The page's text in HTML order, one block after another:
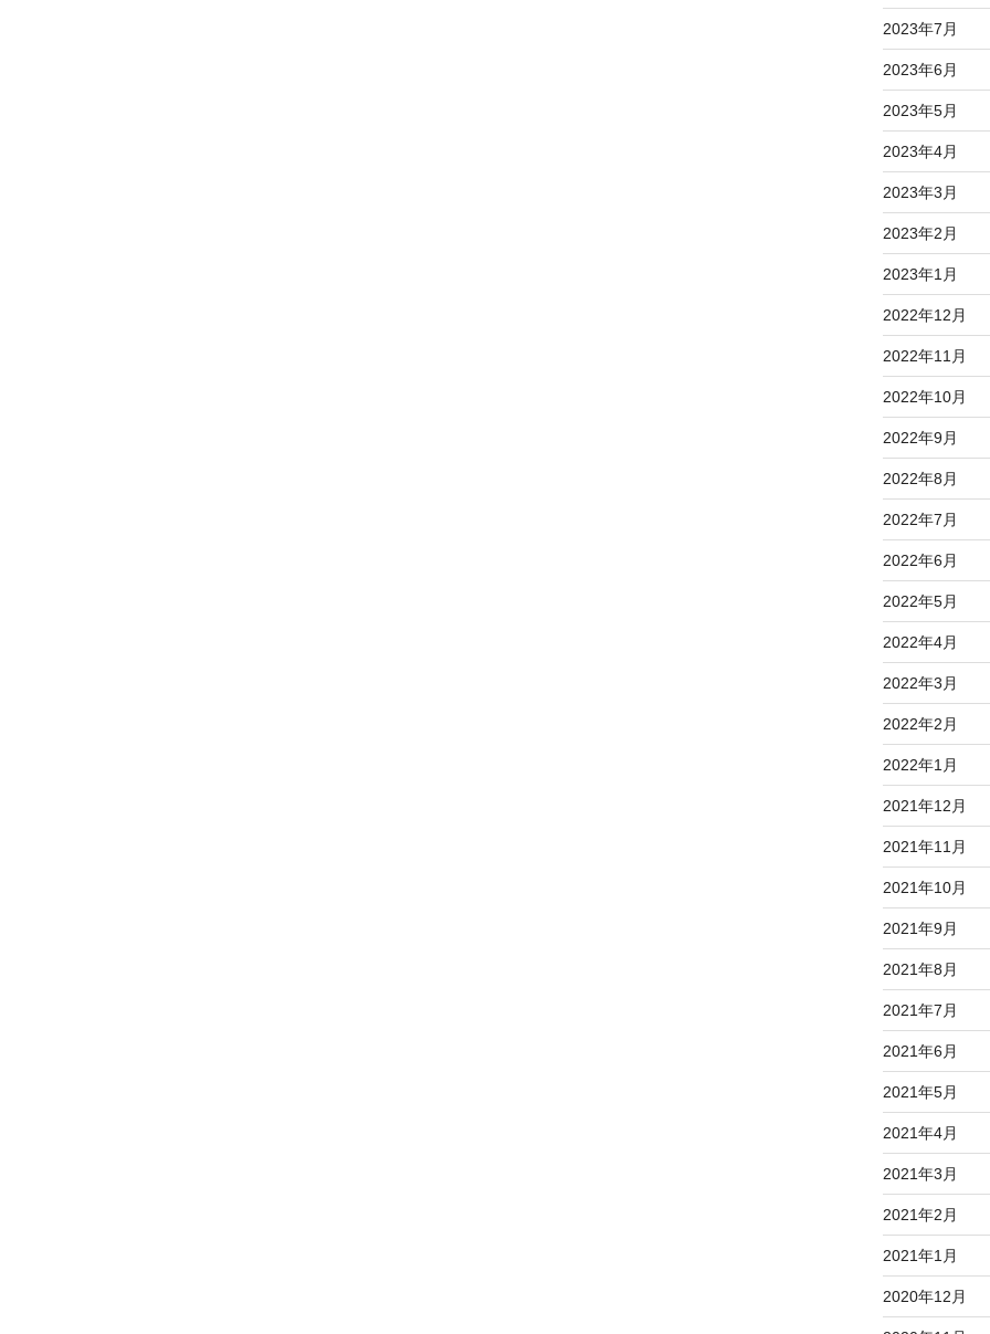
2023年7月
2023年6月
2023年5月
2023年4月
2023年3月
2023年2月
2023年1月
2022年12月
2022年11月
2022年10月
2022年9月
2022年8月
2022年7月
2022年6月
2022年5月
2022年4月
2022年3月
2022年2月
2022年1月
2021年12月
2021年11月
2021年10月
2021年9月
2021年8月
2021年7月
2021年6月
2021年5月
2021年4月
2021年3月
2021年2月
2021年1月
2020年12月